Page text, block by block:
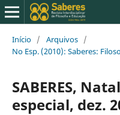
Início / Arquivos /
No Esp. (2010): Saberes:
SABERES,
especial, dez.